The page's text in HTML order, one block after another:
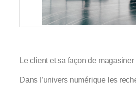
Le client et sa façon de
Dans l’univers numérique les